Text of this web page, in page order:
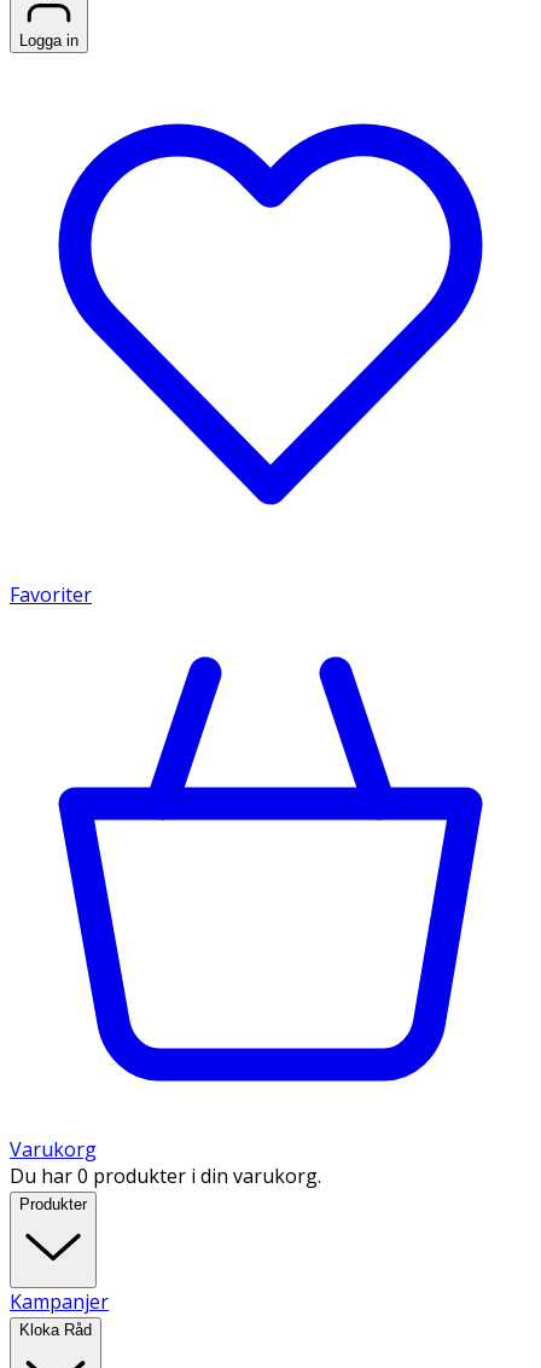
Logga in
Favoriter
Varukorg
Du har 0 produkter i din varukorg.
Produkter
Kampanjer
Kloka Råd